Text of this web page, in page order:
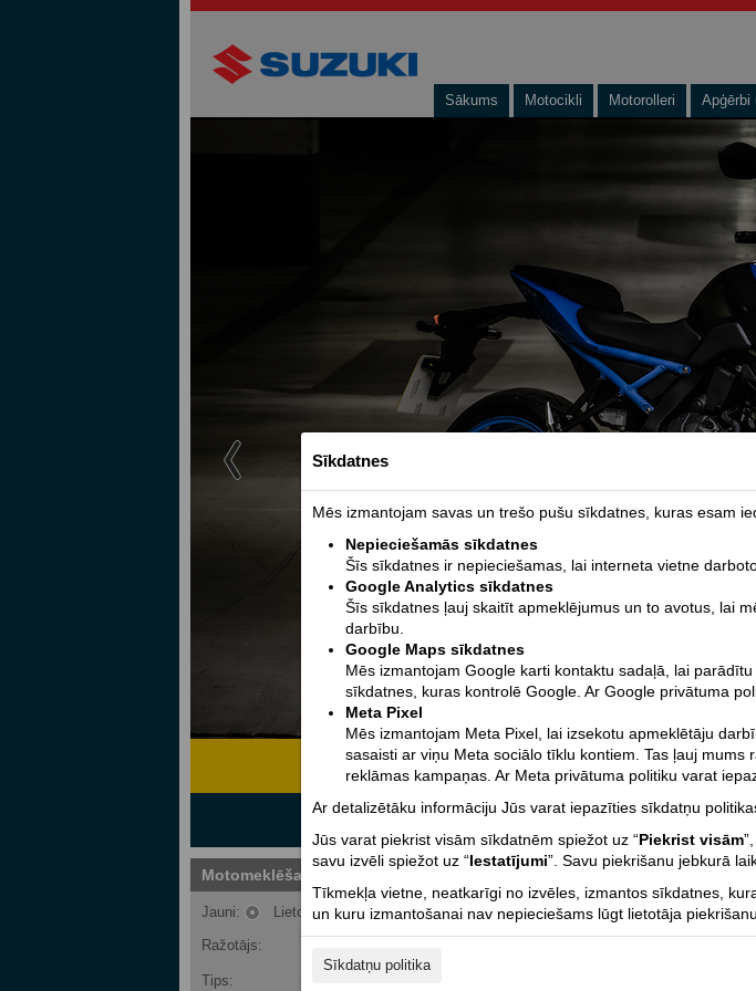
Sākums Motocikli Motorolleri Apģērbi
GSX-
Ātrs un nežēlīgs -
Motomeklēšana
Jauni:
Lietoti:
Ražotājs:
Tips:
Konfidencialitātes politika
Lai uzzinātu par SIA
apstrādi lūgums lejupielādēt
SIA „Motofavorīts“
Sīkdatnes
Mēs izmantojam savas un trešo pušu sīkdatnes, kuras esam
Nepieciešamās sīkdatnes
Šīs sīkdatnes ir nepieciešamas, lai interneta vietne
Google Analytics sīkdatnes
Šīs sīkdatnes ļauj skaitīt apmeklējumus un to avotus, lai
darbību.
Google Maps sīkdatnes
Mēs izmantojam Google karti kontaktu sadaļā, lai
sīkdatnes, kuras kontrolē Google. Ar Google privātuma
Meta Pixel
Mēs izmantojam Meta Pixel, lai izsekotu apmeklētāju
sasaisti ar viņu Meta sociālo tīklu kontiem. Tas ļauj
reklāmas kampaņas. Ar Meta privātuma politiku varat
Ar detalizētāku informāciju Jūs varat iepazīties sīkdatņu
Jūs varat piekrist visām sīkdatnēm spiežot uz “Piekrist visām
savu izvēli spiežot uz “Iestatījumi”. Savu piekrišanu jebkurā
Tīkmekļa vietne, neatkarīgi no izvēles, izmantos sīkdatnes,
un kuru izmantošanai nav nepieciešams lūgt lietotāja piekrišanu.
Sīkdatņu politika